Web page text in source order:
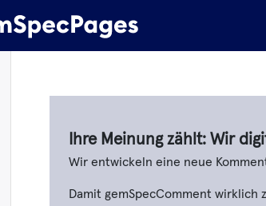
Ihre Meinung zählt: Wir
Wir entwickeln eine neue
Damit gemSpecComment wirklich